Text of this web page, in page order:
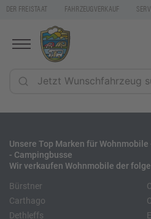
DER FREISTAAT FAHRZEUGVERKAUF
Unsere Top Marken für
- Campingbusse
Wir verkaufen Wohnmobile der
Bürstner
Carthago
Dethleffs